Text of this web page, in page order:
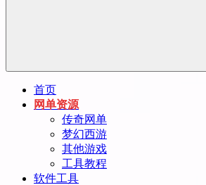
首页
网单资源
传奇网单
梦幻西游
其他游戏
工具教程
软件工具